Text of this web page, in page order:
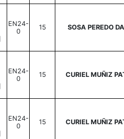
EN24-
0
15 SOSA PEREDO
EN24-
0
15 CURIEL MUÑIZ
EN24-
0
15 CURIEL MUÑIZ